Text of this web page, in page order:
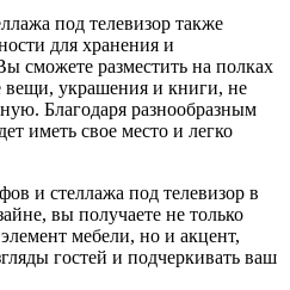
под телевизор также
для хранения и
сможете разместить на полках
украшения и книги, не
Благодаря разнообразным
иметь свое место и легко
и стеллажа под телевизор в
вы получаете не только
мебели, но и акцент,
гостей и подчеркивать ваш